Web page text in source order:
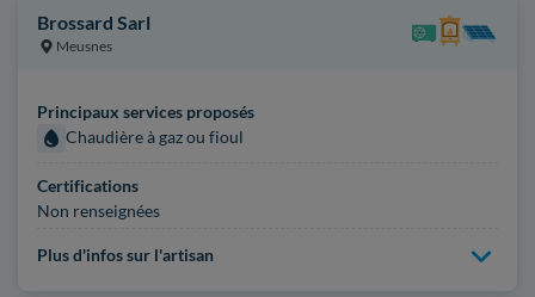
Brossard Sarl
Meusnes
Principaux services proposés
Chaudière à gaz ou fioul
Certifications
Non renseignées
Plus d'infos sur l'artisan